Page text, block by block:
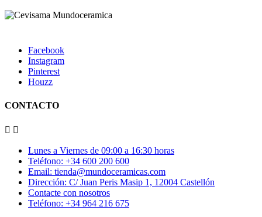
Facebook
Instagram
Pinterest
Houzz
CONTACTO
 
Lunes a Viernes de 09:00 a 16:30 horas
Teléfono: +34 600 200 600
Email: tienda@mundoceramicas.com
Dirección: C/ Juan Peris Masip 1, 12004 Castellón
Contacte con nosotros
Teléfono: +34 964 216 675